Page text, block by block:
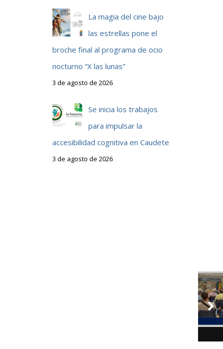
La magia del cine bajo
las estrellas pone el
broche final al programa de ocio
nocturno “X las lunas”
3 de agosto de 2026
Se inicia los trabajos
para impulsar la
accesibilidad cognitiva en Caudete
3 de agosto de 2026